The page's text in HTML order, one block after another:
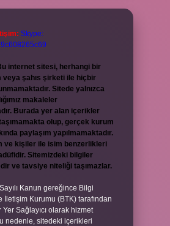
Skype:
internet sitesi, herhangi bir
veya şahıs şirketi ile hiçbir
Sitede yalnızca
makaleler
Burada yer alan içerikler
olup, gerçek kurum
paylaşım yapılmamaktadır.
ve kişiler ile isim benzerlikleri
Sitemizdeki bilgiler
ve tavsiye niteliği taşımazlar.
Kanun gereğince Bilgi
İletişim Kurumu (BTK) tarafından
Yer Sağlayıcı olarak hizmet
nedenle, sitedeki içerikleri